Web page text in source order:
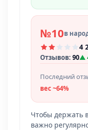
№10в
4
Отзывов: 90▲
Последний
вес ~64%
Чтобы держать
важно